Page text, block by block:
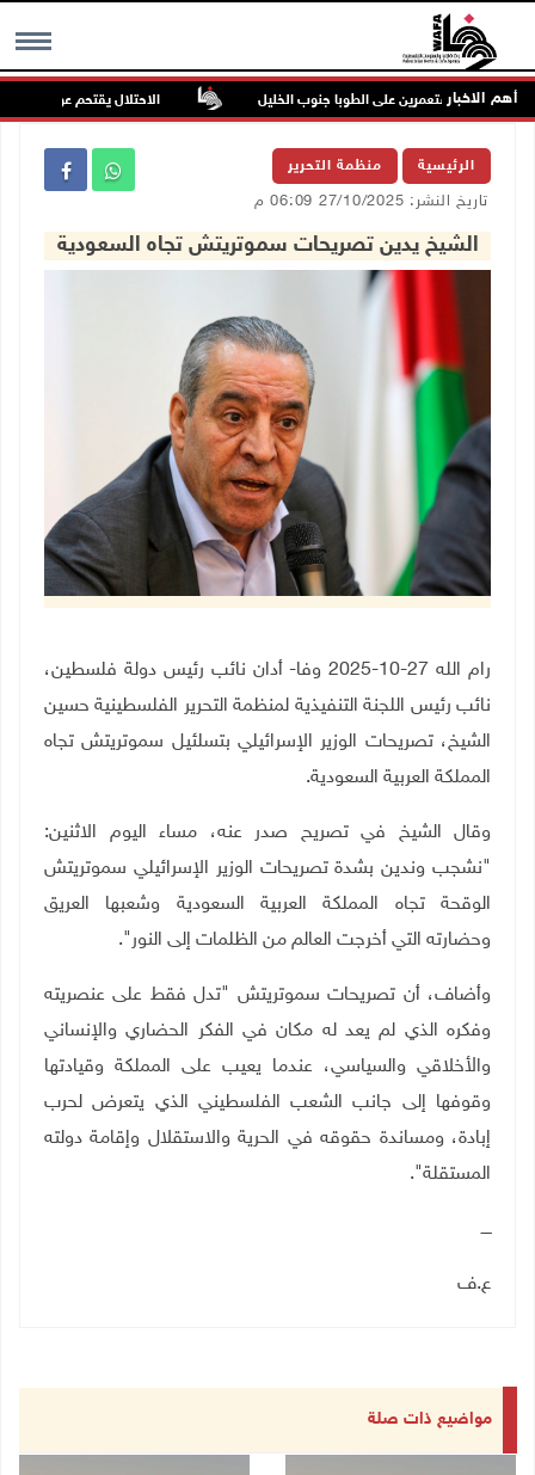
MENU أهم الاخبار
للمستعمرين على الطوبا جنوب الخليل الاحتلال يقتحم عورتا جنوب
الرئيسية منظمة التحرير
تاريخ النشر: 27/10/2025 06:09 م
الشيخ يدين تصريحات سموتريتش تجاه السعودية
رام الله 27-10-2025 وفا- أدان نائب رئيس دولة فلسطين،
نائب رئيس اللجنة التنفيذية لمنظمة التحرير الفلسطينية حسين
الشيخ، تصريحات الوزير الإسرائيلي بتسلئيل سموتريتش تجاه
المملكة العربية السعودية.
وقال الشيخ في تصريح صدر عنه، مساء اليوم الاثنين:
"نشجب وندين بشدة تصريحات الوزير الإسرائيلي سموتريتش
الوقحة تجاه المملكة العربية السعودية وشعبها العريق
وحضارته التي أخرجت العالم من الظلمات إلى النور".
وأضاف، أن تصريحات سموتريتش "تدل فقط على عنصريته
وفكره الذي لم يعد له مكان في الفكر الحضاري والإنساني
والأخلاقي والسياسي، عندما يعيب على المملكة وقيادتها
وقوفها إلى جانب الشعب الفلسطيني الذي يتعرض لحرب
إبادة، ومساندة حقوقه في الحرية والاستقلال وإقامة دولته
المستقلة".
ــــ
ع.ف
مواضيع ذات صلة